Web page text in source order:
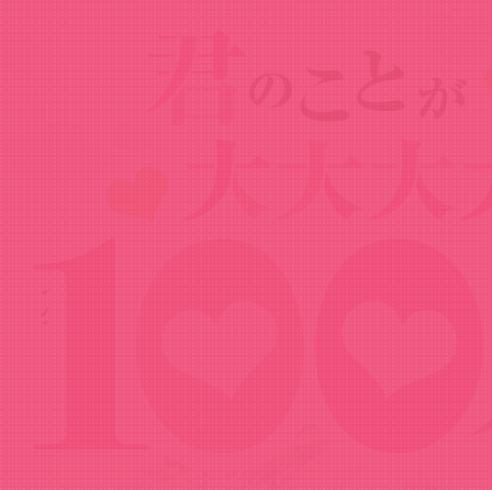
Goods
ダッシュストア 静の「王冠恋物語」ブッ
クカバー